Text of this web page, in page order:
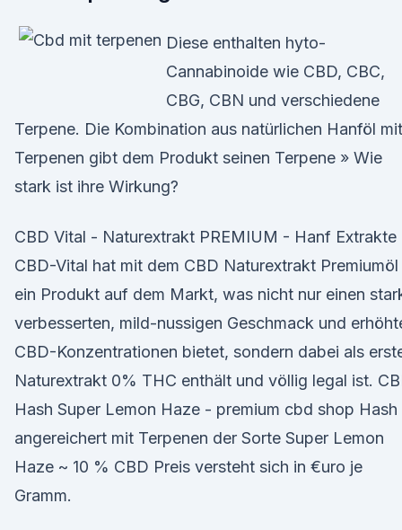
Diese enthalten hyto-
Cannabinoide wie CBD, CBC,
CBG, CBN und verschiedene
Terpene. Die Kombination aus natürlichen Hanföl mit
Terpenen gibt dem Produkt seinen Terpene » Wie
stark ist ihre Wirkung?
CBD Vital - Naturextrakt PREMIUM - Hanf Extrakte
CBD-Vital hat mit dem CBD Naturextrakt Premiumöl
ein Produkt auf dem Markt, was nicht nur einen
verbesserten, mild-nussigen Geschmack und
CBD-Konzentrationen bietet, sondern dabei als
Naturextrakt 0% THC enthält und völlig legal ist.
Hash Super Lemon Haze - premium cbd shop Hash
angereichert mit Terpenen der Sorte Super Lemon
Haze ~ 10 % CBD Preis versteht sich in €uro je
Gramm.